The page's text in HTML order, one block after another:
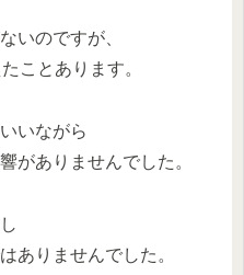
いのですが、
ことあります。
いながら
がありませんでした。
ありませんでした。